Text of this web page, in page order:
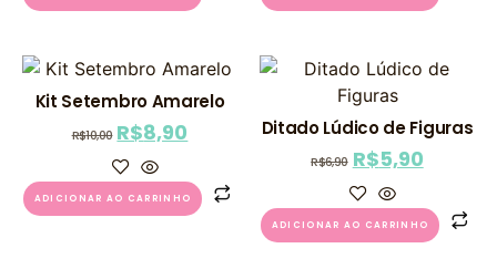
Kit Setembro Amarelo
R$10,00 R$8,90
ADICIONAR AO CARRINHO
Ditado Lúdico de Figuras
R$6,90 R$5,90
ADICIONAR AO CARRINHO